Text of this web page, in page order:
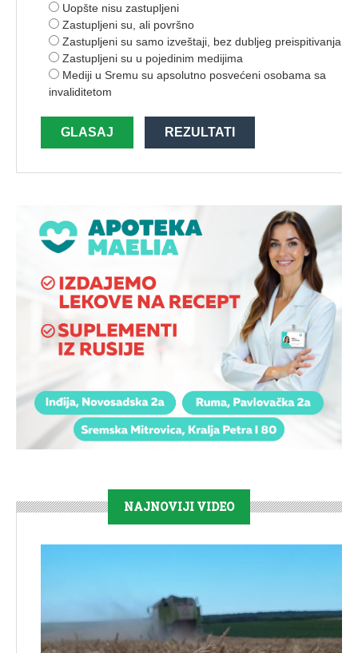
Uopšte nisu zastupljeni
Zastupljeni su, ali površno
Zastupljeni su samo izveštaji, bez dubljeg preispitivanja
Zastupljeni su u pojedinim medijima
Mediji u Sremu su apsolutno posvećeni osobama sa
invaliditetom
GLASAJ REZULTATI
NAJNOVIJI VIDEO